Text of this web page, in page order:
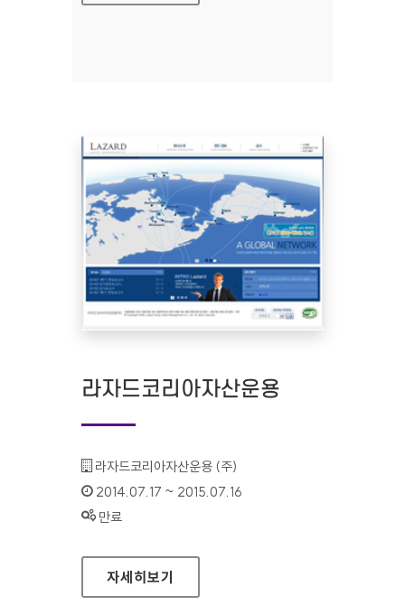
라자드코리아자산운용
기관명 :
라자드코리아자산운용 (주)
인증기간 :
2014.07.17 ~ 2015.07.16
상태 :
만료
라자드코리아자산운용
자세히보기